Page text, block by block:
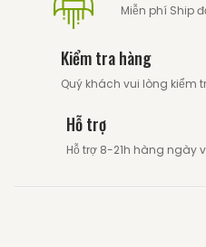
Miễn phí Ship
Kiểm tra hàng
Quý khách vui lòng kiểm
Hỗ trợ
Hỗ trợ 8-21h hàng ngày